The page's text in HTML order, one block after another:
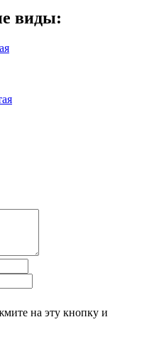
виды:
на эту кнопку и